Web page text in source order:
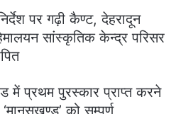
पर गढ़ी कैण्ट, देहरादून
सांस्कृतिक केन्द्र परिसर
में प्रथम पुरस्कार प्राप्त करने
को सम्पूर्ण